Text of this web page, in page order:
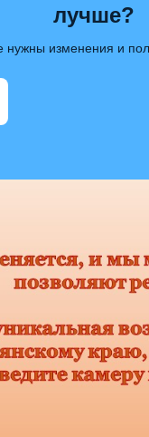
лучше?
нужны изменения и